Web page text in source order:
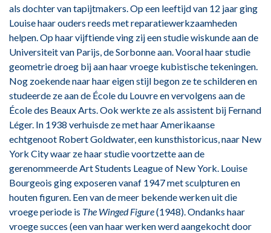
als dochter van tapijtmakers. Op een leeftijd van 12 jaar ging
Louise haar ouders reeds met reparatiewerkzaamheden
helpen. Op haar vijftiende ving zij een studie wiskunde aan de
Universiteit van Parijs, de Sorbonne aan. Vooral haar studie
geometrie droeg bij aan haar vroege kubistische tekeningen.
Nog zoekende naar haar eigen stijl begon ze te schilderen en
studeerde ze aan de École du Louvre en vervolgens aan de
École des Beaux Arts. Ook werkte ze als assistent bij Fernand
Léger. In 1938 verhuisde ze met haar Amerikaanse
echtgenoot Robert Goldwater, een kunsthistoricus, naar New
York City waar ze haar studie voortzette aan de
gerenommeerde Art Students League of New York. Louise
Bourgeois ging exposeren vanaf 1947 met sculpturen en
houten figuren. Een van de meer bekende werken uit die
vroege periode is The Winged Figure(1948). Ondanks haar
vroege succes (een van haar werken werd aangekocht door